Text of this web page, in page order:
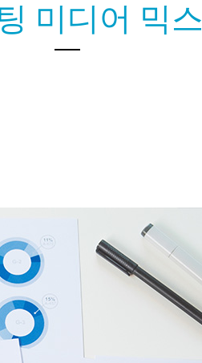
미디어 믹스